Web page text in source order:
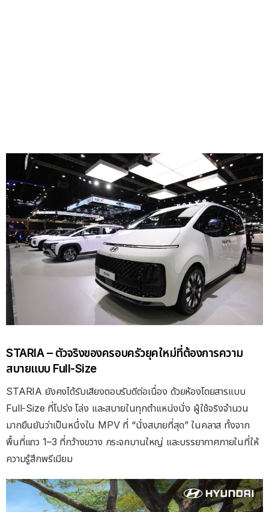
STARIA – ตัวจริงของครอบครัวยุคใหม่ที่ต้องการความ
สบายแบบ Full-Size
STARIA ยังคงได้รับเสียงตอบรับดีต่อเนื่อง ด้วยห้องโดยสารแบบ
Full-Size ที่โปร่ง โล่ง และสบายในทุกตำแหน่งนั่ง ผู้ใช้จริงจำนวน
มากยืนยันว่าเป็นหนึ่งใน MPV ที่ “นั่งสบายที่สุด”ในคลาส ทั้งจาก
พื้นที่แถว 1–3 ที่กว้างขวาง กระจกบานใหญ่ และบรรยากาศภายในที่ให้
ความรู้สึกพรีเมียม